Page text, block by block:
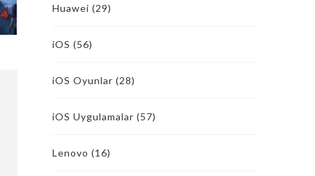
Huawei (29)
iOS (56)
iOS Oyunlar (28)
iOS Uygulamalar (57)
Lenovo (16)